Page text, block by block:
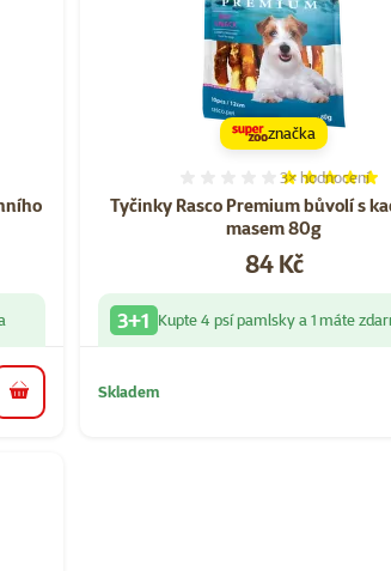
hodnocení: 3
do košíku
Tyčinky Rasco Premium bůvolí s
masem 80g
Hodnocení
3× hodnocení
Cena
84 Kč
značka
3+1 Kupte 4 psí pamlsky a 1 máte
Skladem